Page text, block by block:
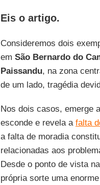
Eis o artigo.
Consideremos dois
em São Bernardo do
Paissandu, na zona
de um lado, tragédia
Nos dois casos, emerge
esconde e revela a falta
a falta de moradia
relacionadas aos
Desde o ponto de vista
própria sorte uma